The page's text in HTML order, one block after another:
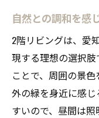
自然との調和を感
2階リビングは、愛
現する理想の選択
ことで、周囲の景
外の緑を身近に感
すいので、昼間は